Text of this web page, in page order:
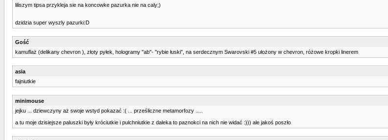
liliszym tipsa przykleja sie na koncowke pazurka nie na caly;)
dzidzia super wyszly pazurki:D
Gość
kamuflaż (delikany chevron ), złoty pyłek, hologramy "ab"- "rybie łuski", na serdecznym Swarovski #5 ułożony w chevron, różowe kropki linerem
asia
fajniutkie
minimouse
jejku ... dziewczyny aż swoje wstyd pokazać :( ... prześliczne metamorfozy .....
a tu moje dzisiejsze paluszki były króciutkie i pulchniutkie z daleka to paznokci na nich nie widać :))) ale jakoś poszło